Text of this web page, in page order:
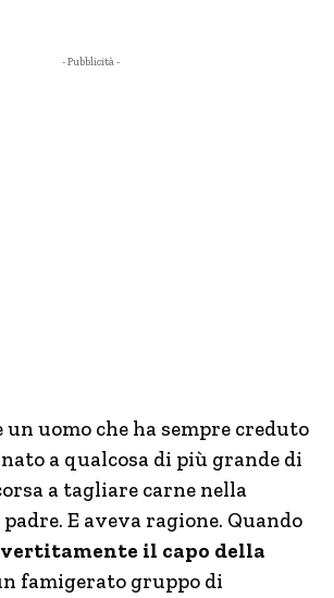
- Pubblicità -
un uomo che ha sempre creduto
a qualcosa di più grande di
a tagliare carne nella
E aveva ragione. Quando
il capo della
famigerato gruppo di